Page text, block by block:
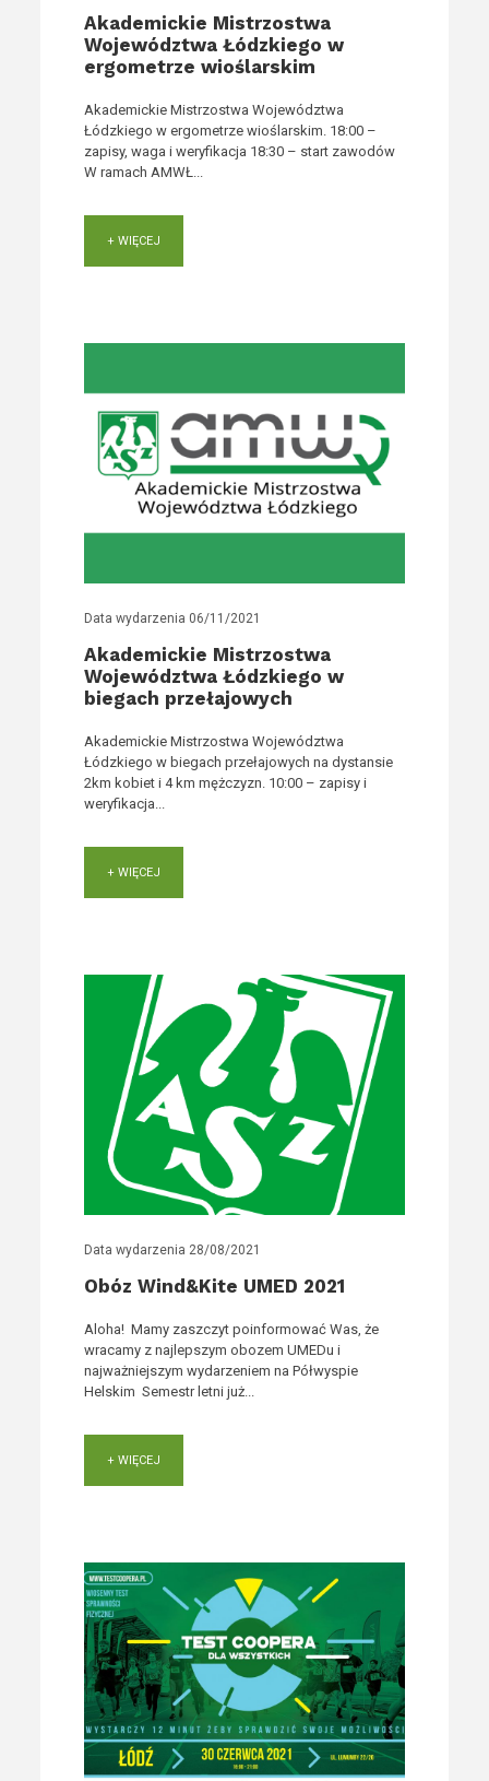
Akademickie Mistrzostwa
Województwa Łódzkiego w
ergometrze wioślarskim
Akademickie Mistrzostwa Województwa
Łódzkiego w ergometrze wioślarskim. 18:00 –
zapisy, waga i weryfikacja 18:30 – start zawodów
W ramach AMWŁ...
+ WIĘCEJ
Data wydarzenia 06/11/2021
Akademickie Mistrzostwa
Województwa Łódzkiego w
biegach przełajowych
Akademickie Mistrzostwa Województwa
Łódzkiego w biegach przełajowych na dystansie
2km kobiet i 4 km mężczyzn. 10:00 – zapisy i
weryfikacja...
+ WIĘCEJ
Data wydarzenia 28/08/2021
Obóz Wind&Kite UMED 2021
Aloha! Mamy zaszczyt poinformować Was, że
wracamy z najlepszym obozem UMEDu i
najważniejszym wydarzeniem na Półwyspie
Helskim Semestr letni już...
+ WIĘCEJ